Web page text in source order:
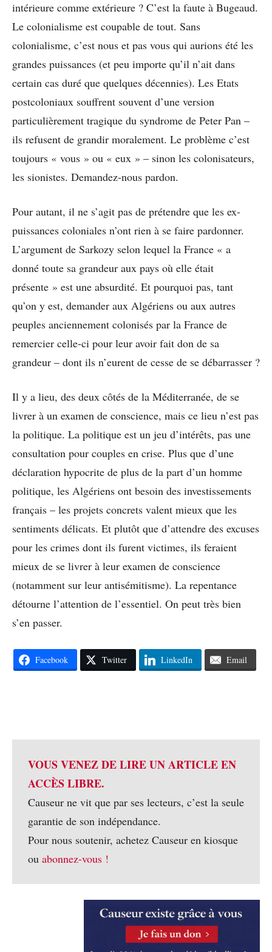
intérieure comme extérieure ? C’est la faute à Bugeaud.
Le colonialisme est coupable de tout. Sans
colonialisme, c’est nous et pas vous qui aurions été les
grandes puissances (et peu importe qu’il n’ait dans
certain cas duré que quelques décennies). Les Etats
postcoloniaux souffrent souvent d’une version
particulièrement tragique du syndrome de Peter Pan –
ils refusent de grandir moralement. Le problème c’est
toujours « vous » ou « eux » – sinon les colonisateurs,
les sionistes. Demandez-nous pardon.
Pour autant, il ne s’agit pas de prétendre que les ex-
puissances coloniales n’ont rien à se faire pardonner.
L’argument de Sarkozy selon lequel la France « a
donné toute sa grandeur aux pays où elle était
présente » est une absurdité. Et pourquoi pas, tant
qu’on y est, demander aux Algériens ou aux autres
peuples anciennement colonisés par la France de
remercier celle-ci pour leur avoir fait don de sa
grandeur – dont ils n’eurent de cesse de se débarrasser ?
Il y a lieu, des deux côtés de la Méditerranée, de se
livrer à un examen de conscience, mais ce lieu n’est pas
la politique. La politique est un jeu d’intérêts, pas une
consultation pour couples en crise. Plus que d’une
déclaration hypocrite de plus de la part d’un homme
politique, les Algériens ont besoin des investissements
français – les projets concrets valent mieux que les
sentiments délicats. Et plutôt que d’attendre des excuses
pour les crimes dont ils furent victimes, ils feraient
mieux de se livrer à leur examen de conscience
(notamment sur leur antisémitisme). La repentance
détourne l’attention de l’essentiel. On peut très bien
s’en passer.
Facebook Twitter LinkedIn Email
VOUS VENEZ DE LIRE UN ARTICLE EN
ACCÈS LIBRE.
Causeur ne vit que par ses lecteurs, c’est la seule
garantie de son indépendance.
Pour nous soutenir, achetez Causeur en kiosque
ou abonnez-vous !